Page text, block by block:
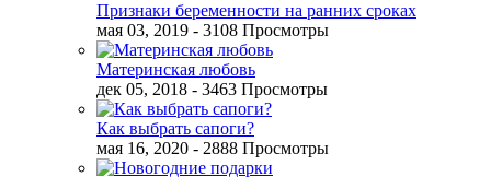
Признаки беременности на ранних сроках
мая 03, 2019 - 3108 Просмотры
Материнская любовь
дек 05, 2018 - 3463 Просмотры
Как выбрать сапоги?
мая 16, 2020 - 2888 Просмотры